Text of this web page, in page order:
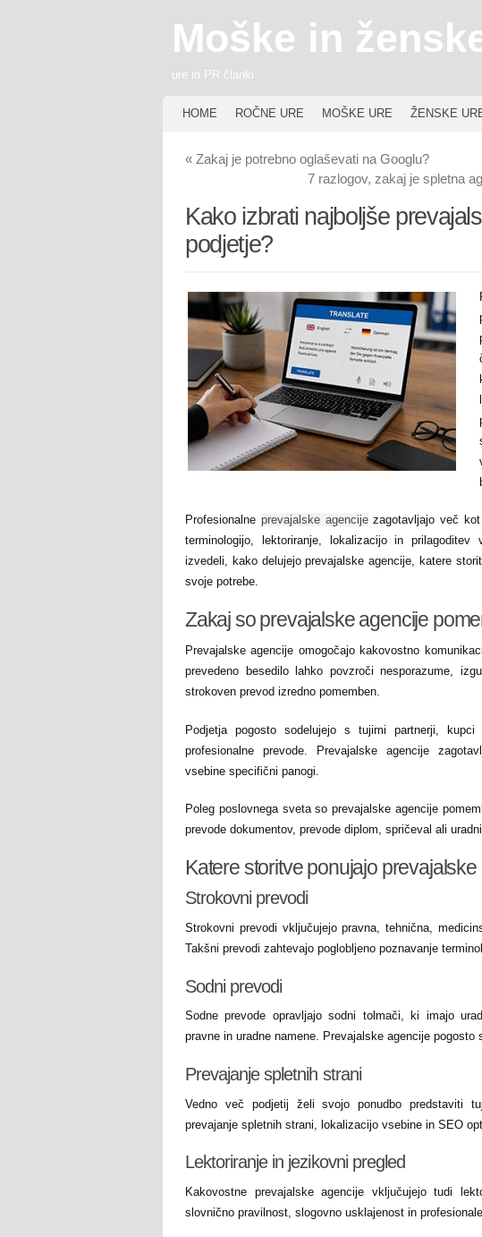
Moške in
ure in PR članki
HOME ROČNE URE MOŠKE URE ŽENSKE
« Zakaj je potrebno oglaševati na Googlu?
7 razlogov, zakaj je spletna
Kako izbrati najboljše
podjetje?
Profesionalne prevajalske agencijezagotavljajo več kot
terminologijo, lektoriranje, lokalizacijo in
izvedeli, kako delujejo prevajalske agencije, katere
svoje potrebe.
Zakaj so prevajalske agencije
Prevajalske agencije omogočajo kakovostno
prevedeno besedilo lahko povzroči nesporazume,
strokoven prevod izredno pomemben.
Podjetja pogosto sodelujejo s tujimi partnerji,
profesionalne prevode. Prevajalske agencije
vsebine specifični panogi.
Poleg poslovnega sveta so prevajalske agencije
prevode dokumentov, prevode diplom, spričeval ali
Katere storitve ponujajo
Strokovni prevodi
Strokovni prevodi vključujejo pravna, tehnična,
Takšni prevodi zahtevajo poglobljeno poznavanje
Sodni prevodi
Sodne prevode opravljajo sodni tolmači, ki imajo
pravne in uradne namene. Prevajalske agencije
Prevajanje spletnih strani
Vedno več podjetij želi svojo ponudbo predstaviti
prevajanje spletnih strani, lokalizacijo vsebine in SEO
Lektoriranje in jezikovni pregled
Kakovostne prevajalske agencije vključujejo tudi
slovnično pravilnost, slogovno usklajenost in